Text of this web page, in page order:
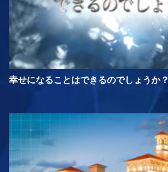
幸せになることはできるのでしょうか？